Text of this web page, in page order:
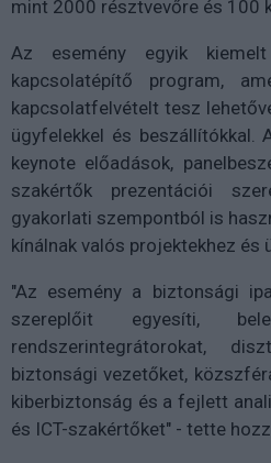
mint 2000 résztvevőre és 100
Az esemény egyik
kapcsolatépítő program,
kapcsolatfelvételt tesz
ügyfelekkel és beszállítókkal.
keynote előadások,
szakértők prezentációi
gyakorlati szempontból is
kínálnak valós projektekhez és
"Az esemény a biztonsági
szereplőit egyesíti,
rendszerintegrátorokat,
biztonsági vezetőket,
kiberbiztonság és a fejlett
és ICT-szakértőket" - tette